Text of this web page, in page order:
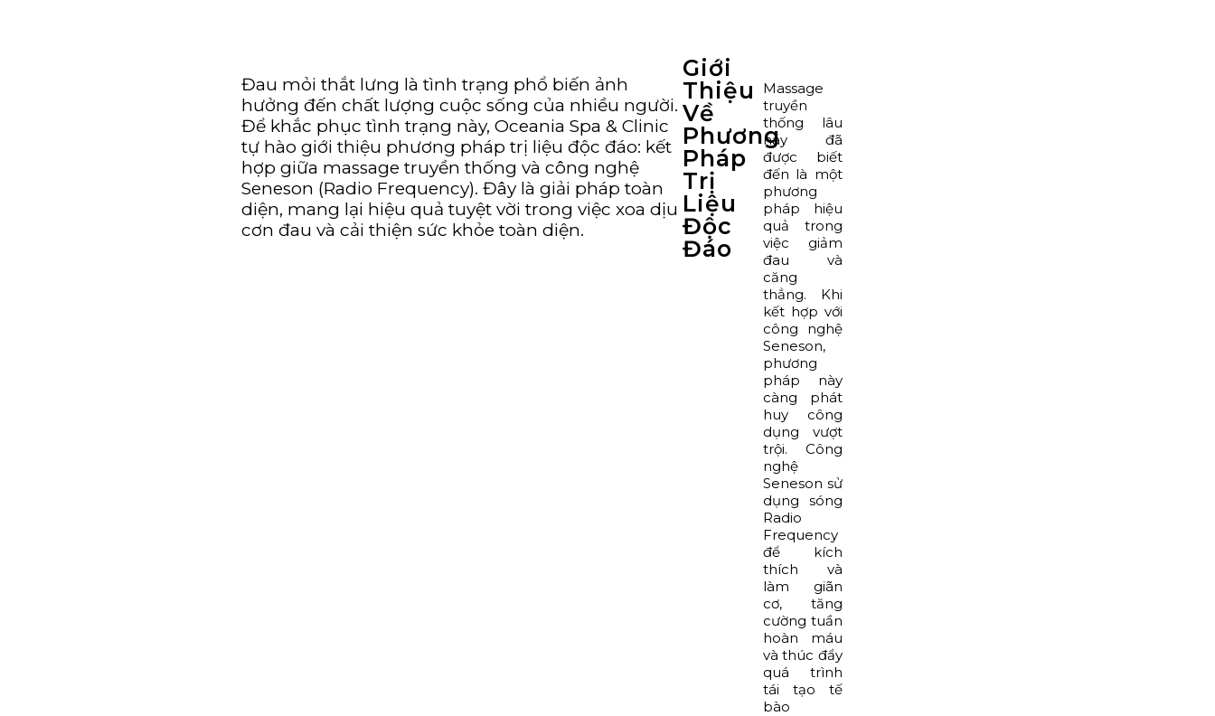
Đau mỏi thắt lưng là tình trạng phổ biến ảnh
hưởng đến chất lượng cuộc sống của nhiều người.
Để khắc phục tình trạng này, Oceania Spa & Clinic
tự hào giới thiệu phương pháp trị liệu độc đáo: kết
hợp giữa massage truyền thống và công nghệ
Seneson (Radio Frequency). Đây là giải pháp toàn
diện, mang lại hiệu quả tuyệt vời trong việc xoa dịu
cơn đau và cải thiện sức khỏe toàn diện.
Giới
Thiệu
Về
Phương
Pháp
Trị
Liệu
Độc
Đáo
Massage
truyền
thống lâu
nay đã
được biết
đến là một
phương
pháp hiệu
quả trong
việc giảm
đau và
căng
thẳng. Khi
kết hợp với
công nghệ
Seneson,
phương
pháp này
càng phát
huy công
dụng vượt
trội. Công
nghệ
Seneson sử
dụng sóng
Radio
Frequency
để kích
thích và
làm giãn
cơ, tăng
cường tuần
hoàn máu
và thúc đẩy
quá trình
tái tạo tế
bào